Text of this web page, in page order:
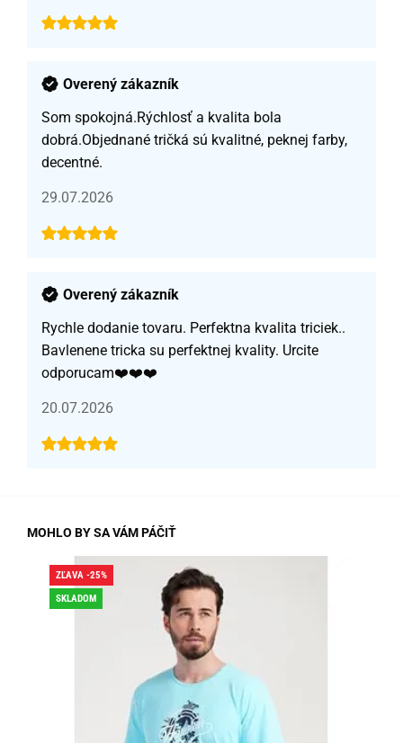
Overený zákazník
Som spokojná.Rýchlosť a kvalita bola
dobrá.Objednané tričká sú kvalitné, peknej farby,
decentné.
29.07.2026
Overený zákazník
Rychle dodanie tovaru. Perfektna kvalita triciek..
Bavlenene tricka su perfektnej kvality. Urcite
odporucam❤️❤️❤️
20.07.2026
MOHLO BY SA VÁM PÁČIŤ
ZĽAVA -25%
SKLADOM